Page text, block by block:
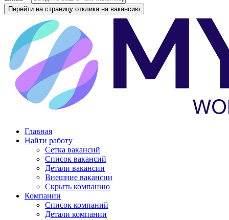
Перейти на страницу отклика на вакансию
Главная
Найти работу
Сетка вакансий
Список вакансий
Детали вакансии
Внешние вакансии
Скрыть компанию
Компании
Список компаний
Детали компании